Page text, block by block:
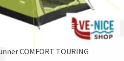
COMFORT TOURING